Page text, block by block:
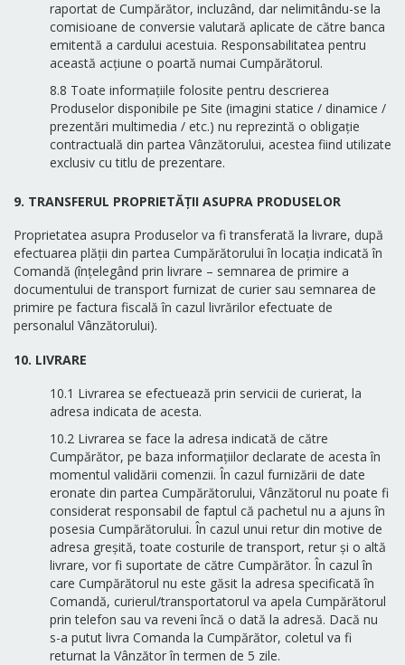
raportat de Cumpărător, incluzând, dar nelimitându-se la
comisioane de conversie valutară aplicate de către banca
emitentă a cardului acestuia. Responsabilitatea pentru
această acțiune o poartă numai Cumpărătorul.
8.8 Toate informațiile folosite pentru descrierea
Produselor disponibile pe Site (imagini statice / dinamice /
prezentări multimedia / etc.) nu reprezintă o obligație
contractuală din partea Vânzătorului, acestea fiind utilizate
exclusiv cu titlu de prezentare.
9. TRANSFERUL PROPRIETĂȚII ASUPRA PRODUSELOR
Proprietatea asupra Produselor va fi transferată la livrare, după
efectuarea plății din partea Cumpărătorului în locația indicată în
Comandă (înțelegând prin livrare – semnarea de primire a
documentului de transport furnizat de curier sau semnarea de
primire pe factura fiscală în cazul livrărilor efectuate de
personalul Vânzătorului).
10. LIVRARE
10.1 Livrarea se efectuează prin servicii de curierat, la
adresa indicata de acesta.
10.2 Livrarea se face la adresa indicată de către
Cumpărător, pe baza informațiilor declarate de acesta în
momentul validării comenzii. În cazul furnizării de date
eronate din partea Cumpărătorului, Vânzătorul nu poate fi
considerat responsabil de faptul că pachetul nu a ajuns în
posesia Cumpărătorului. În cazul unui retur din motive de
adresa greșită, toate costurile de transport, retur și o altă
livrare, vor fi suportate de către Cumpărător. În cazul în
care Cumpărătorul nu este găsit la adresa specificată în
Comandă, curierul/transportatorul va apela Cumpărătorul
prin telefon sau va reveni încă o dată la adresă. Dacă nu
s-a putut livra Comanda la Cumpărător, coletul va fi
returnat la Vânzător în termen de 5 zile.